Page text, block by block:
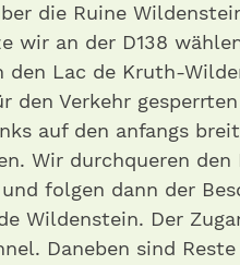
die Ruine
wir an der D138
den Lac de Kruth-
den Verkehr
auf den anfangs
Wir durchqueren
folgen dann der
Wildenstein. Der
Daneben sind